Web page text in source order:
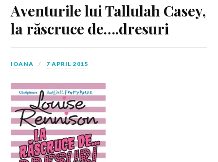
Aventurile lui Tallulah Casey,
la răscruce de….dresuri
IOANA 7 APRIL 2015